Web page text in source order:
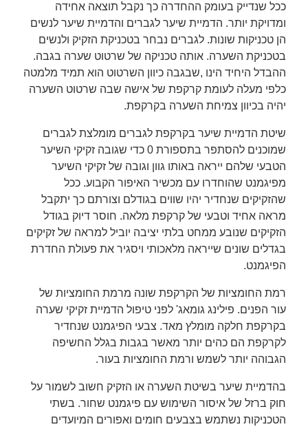
ככל שנדייק בעומק ההחדרה כך נקבל תוצאה אחידה
ומדויקת יותר. הדמיית שיער לגברים והדמיית שיער לנשים
הן טכניקות שונות. לגברים נבחר בטכניקת הזקיק ולנשים
בטכניקת השערה. אותה טכניקה של שרטוט שערה בגבה.
ההבדל היחיד הינו ,שבגבה כיוון השרטוט הוא תמיד מלמטה
כלפי מעלה לעומת קרקפת של אישה שבה שרטוט השערה
יהיה בכיוון צמיחת השערה בקרקפת.
שיטת הדמיית שיער בקרקפת לגברים מומלצת לגברים
שמוכנים להסתפר בתספורת 0 כדי שגובה זקיקי השיער
הטבעי שלהם ייראה באותו גוון וגובה של זקיקי השיער
מפיגמנט שהוחדרו עם מכשיר האיפור הקבוע. ככל
שהזקיקים שנחדיר יהיו שווים בגודלם וצורתם כך יתקבל
מראה אחיד וטבעי של קרקפת מלאה. חוסר דיוק בגודל
הזקיקים שנובע ממחט בלתי יציבה יוביל למראה של זקיקים
בגדלים שונים שייראה מלאכותי ויסגיר את פעולת החדרת
הפיגמנט.
רמת החומציות של הקרקפת שונה מרמת החומציות של
עור הפנים. פילינג גומאג' לפני טיפול הדמיית זקיקי שערה
בקרקפת חלקה מומלץ מאד. צבעי הפיגמנט שנחדיר
לקרקפת הם כהים יותר מאשר בגבות בגלל החשיפה
הגבוהה יותר לשמש ורמת החומציות בעור.
בהדמיית שיער בשיטת השערה או הזקיק חשוב לשמור על
חוק ברזל של איסור השימוש עם פיגמנט שחור. בשתי
הטכניקות נשתמש בצבעים חומים ואפורים המיועדים